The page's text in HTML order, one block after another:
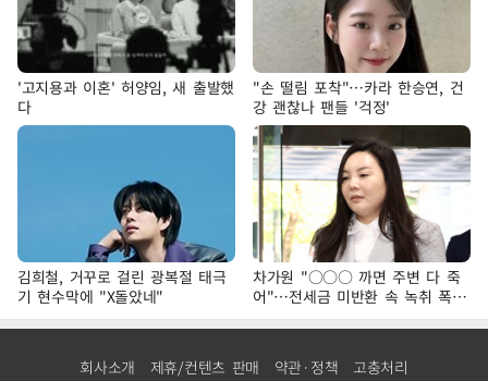
'고지용과 이혼' 허양임, 새 출발했
다
"손 떨림 포착"…카라 한승연, 건
강 괜찮나 팬들 '걱정'
김희철, 거꾸로 걸린 광복절 태극
기 현수막에 "X돌았네"
차가원 "○○○ 까면 주변 다 죽
어"…전세금 미반환 속 녹취 폭로
파장
회사소개 제휴/컨텐츠 판매 약관·정책 고충처리